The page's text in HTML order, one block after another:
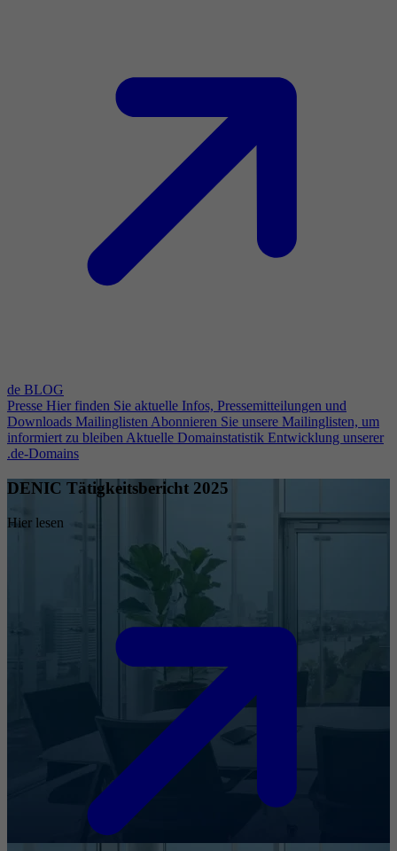
de BLOG
Presse Hier finden Sie aktuelle Infos, Pressemitteilungen und
Downloads Mailinglisten Abonnieren Sie unsere Mailinglisten, um
informiert zu bleiben Aktuelle Domainstatistik Entwicklung unserer
.de-Domains
DENIC Tätigkeitsbericht 2025
Hier lesen